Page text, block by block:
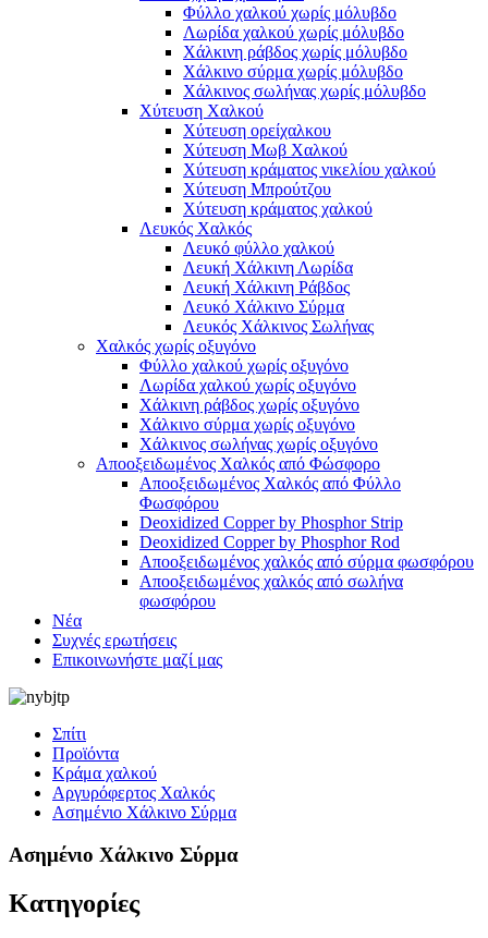
Φύλλο χαλκού χωρίς μόλυβδο
Λωρίδα χαλκού χωρίς μόλυβδο
Χάλκινη ράβδος χωρίς μόλυβδο
Χάλκινο σύρμα χωρίς μόλυβδο
Χάλκινος σωλήνας χωρίς μόλυβδο
Χύτευση Χαλκού
Χύτευση ορείχαλκου
Χύτευση Μωβ Χαλκού
Χύτευση κράματος νικελίου χαλκού
Χύτευση Μπρούτζου
Χύτευση κράματος χαλκού
Λευκός Χαλκός
Λευκό φύλλο χαλκού
Λευκή Χάλκινη Λωρίδα
Λευκή Χάλκινη Ράβδος
Λευκό Χάλκινο Σύρμα
Λευκός Χάλκινος Σωλήνας
Χαλκός χωρίς οξυγόνο
Φύλλο χαλκού χωρίς οξυγόνο
Λωρίδα χαλκού χωρίς οξυγόνο
Χάλκινη ράβδος χωρίς οξυγόνο
Χάλκινο σύρμα χωρίς οξυγόνο
Χάλκινος σωλήνας χωρίς οξυγόνο
Αποοξειδωμένος Χαλκός από Φώσφορο
Αποοξειδωμένος Χαλκός από Φύλλο
Φωσφόρου
Deoxidized Copper by Phosphor Strip
Deoxidized Copper by Phosphor Rod
Αποοξειδωμένος χαλκός από σύρμα φωσφόρου
Αποοξειδωμένος χαλκός από σωλήνα
φωσφόρου
Νέα
Συχνές ερωτήσεις
Επικοινωνήστε μαζί μας
Σπίτι
Προϊόντα
Κράμα χαλκού
Αργυρόφερτος Χαλκός
Ασημένιο Χάλκινο Σύρμα
Ασημένιο Χάλκινο Σύρμα
Κατηγορίες